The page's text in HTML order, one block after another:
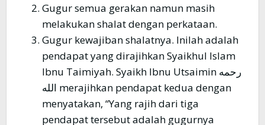
Gugur semua gerakan namun masih
melakukan shalat dengan perkataan.
Gugur kewajiban shalatnya. Inilah adalah
pendapat yang dirajihkan Syaikhul Islam
Ibnu Taimiyah. Syaikh Ibnu Utsaimin رحمه
الله merajihkan pendapat kedua dengan
menyatakan, “Yang rajih dari tiga
pendapat tersebut adalah gugurnya